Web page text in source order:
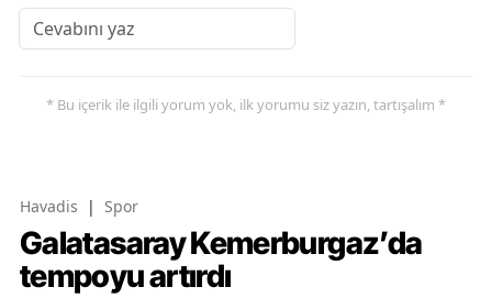
* Bu içerik ile ilgili yorum yok, ilk yorumu siz yazın, tartışalım *
Havadis | Spor
Galatasaray Kemerburgaz’da
tempoyu artırdı